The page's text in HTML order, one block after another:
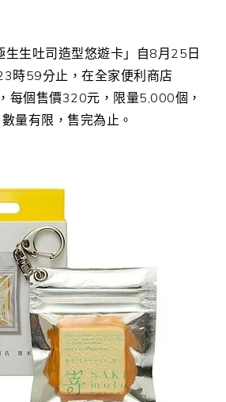
生生吐司造型悠遊卡」自8月 25 日
時59分止，在全家便利商店
每個售價320元，限量5,000個，
量有限，售完為止。